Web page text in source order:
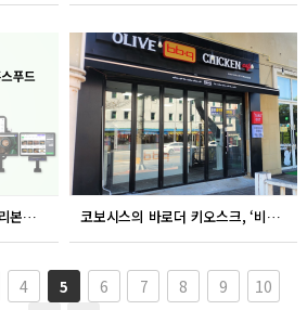
㈜코보시스, ㈜홈스푸드·㈜리본레시피와 프랜차이즈 고도화를 위한 업무협약 체결 코보시스의 바로더 키오스크, ‘비비큐 호텔마스타 대천점’에 도입
4 5 6 7 8 9 10